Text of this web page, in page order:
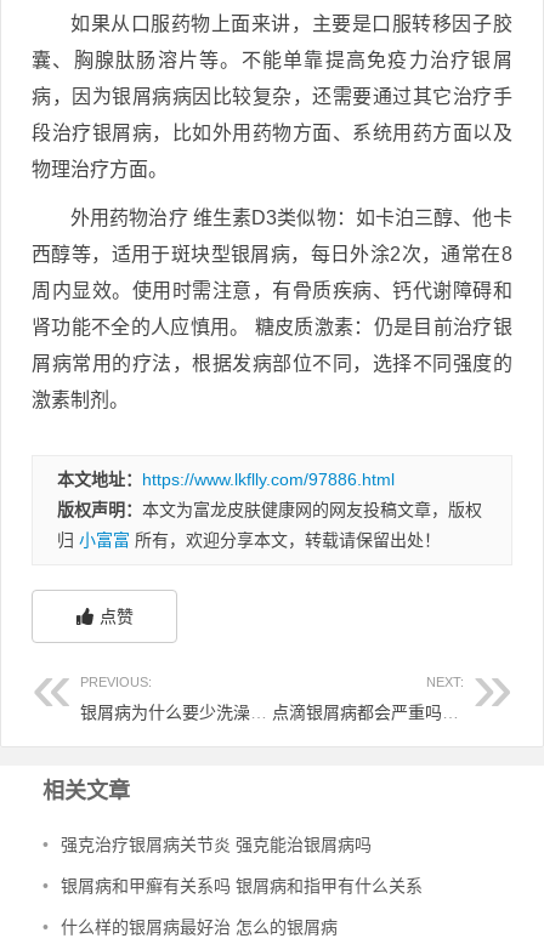
如果从口服药物上面来讲，主要是口服转移因子胶
囊、胸腺肽肠溶片等。不能单靠提高免疫力治疗银屑
病，因为银屑病病因比较复杂，还需要通过其它治疗手
段治疗银屑病，比如外用药物方面、系统用药方面以及
物理治疗方面。
外用药物治疗 维生素D3类似物：如卡泊三醇、他卡
西醇等，适用于斑块型银屑病，每日外涂2次，通常在8
周内显效。使用时需注意，有骨质疾病、钙代谢障碍和
肾功能不全的人应慎用。 糖皮质激素：仍是目前治疗银
屑病常用的疗法，根据发病部位不同，选择不同强度的
激素制剂。
本文地址： https://www.lkflly.com/97886.html
版权声明： 本文为富龙皮肤健康网的网友投稿文章，版权
归 小富富 所有，欢迎分享本文，转载请保留出处！
点赞
PREVIOUS: NEXT:
相关文章
• 强克治疗银屑病关节炎 强克能治银屑病吗
• 银屑病和甲癣有关系吗 银屑病和指甲有什么关系
• 什么样的银屑病最好治 怎么的银屑病